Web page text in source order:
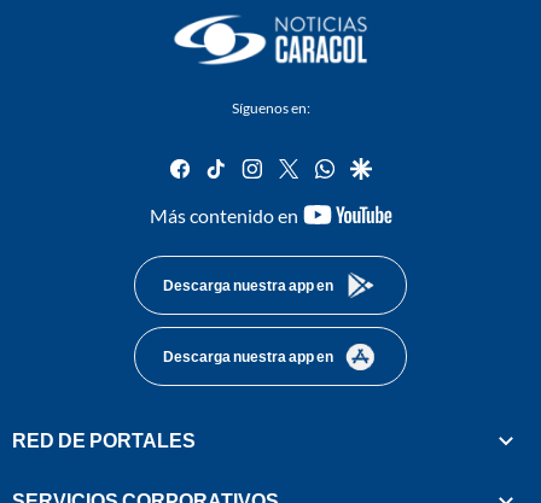
Síguenos en:
facebook
tiktok instagram
twitterwhatsapp
google
Más contenido en
youtube-
Descarga nuestra app en
Descarga nuestra app en
RED DE PORTALES